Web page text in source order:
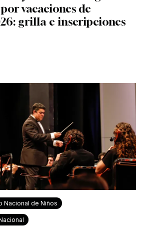
vacaciones de
grilla e inscripciones
Nacional de Niños